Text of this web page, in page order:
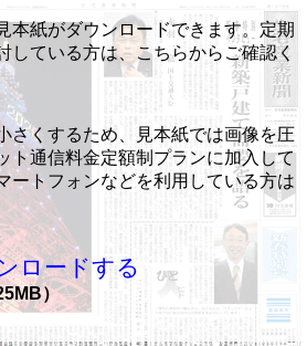
本紙がダウンロードできます。定期
している方は、こちらからご確認く
さくするため、見本紙では画像を圧
ト通信料金定額制プランに加入して
ートフォンなどを利用している方は
ロードする
）